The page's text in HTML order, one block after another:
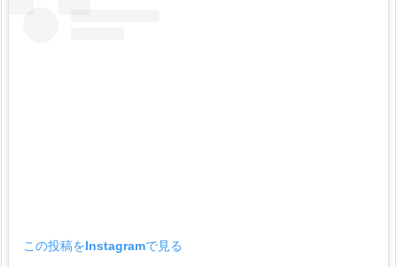
この投稿をInstagramで見る